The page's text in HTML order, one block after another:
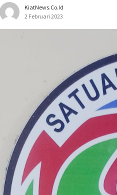
KiatNews.co.id
2 Februari 2023